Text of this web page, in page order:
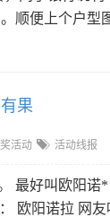
顺便上个户型
果
活动 活动线报
最好叫欧阳诺
欧阳诺拉 网